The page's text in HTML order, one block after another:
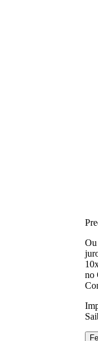
Ou
10
no